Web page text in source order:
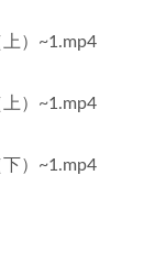
）~1.mp4
）~1.mp4
）~1.mp4